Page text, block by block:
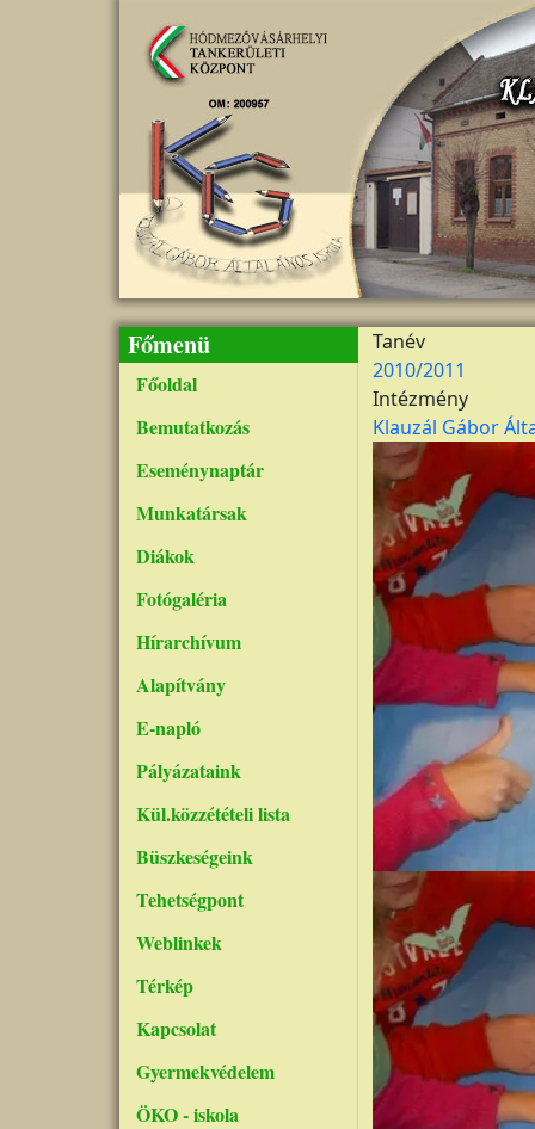
Főmenü
Főoldal
Bemutatkozás
Eseménynaptár
Munkatársak
Diákok
Fotógaléria
Hírarchívum
Alapítvány
E-napló
Pályázataink
Kül.közzétételi lista
Büszkeségeink
Tehetségpont
Weblinkek
Térkép
Kapcsolat
Gyermekvédelem
ÖKO - iskola
Tanév
2010/2011
Intézmény
Klauzál Gábor
Kép
Kép